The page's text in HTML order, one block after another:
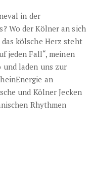
in der
Wo der Kölner an sich
kölsche Herz steht
jeden Fall“, meinen
und laden uns zur
an
und Kölner Jecken
Rhythmen